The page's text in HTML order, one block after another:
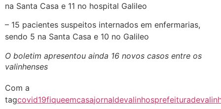
na Santa Casa e 11 no hospital Galileo
– 15 pacientes suspeitos internados em enfermarias,
sendo 5 na Santa Casa e 10 no Galileo
O boletim apresentou ainda 16 novos casos entre os
valinhenses
Com a
tagcovid19fiqueemcasajornaldevalinhos